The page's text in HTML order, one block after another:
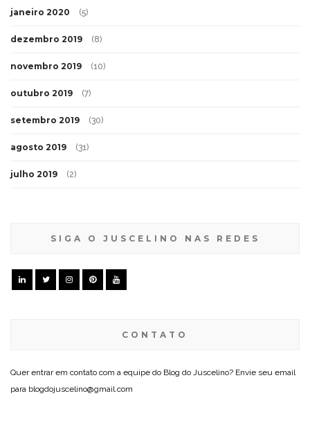
janeiro 2020 (5)
dezembro 2019 (8)
novembro 2019 (10)
outubro 2019 (7)
setembro 2019 (30)
agosto 2019 (31)
julho 2019 (2)
SIGA O JUSCELINO NAS REDES
CONTATO
Quer entrar em contato com a equipe do Blog do Juscelino? Envie seu email
para blogdojuscelino@gmail.com